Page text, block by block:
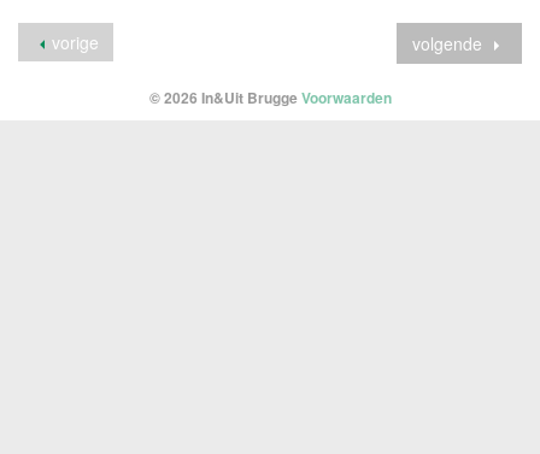
vorige volgende
© 2026 In&Uit BruggeVoorwaarden